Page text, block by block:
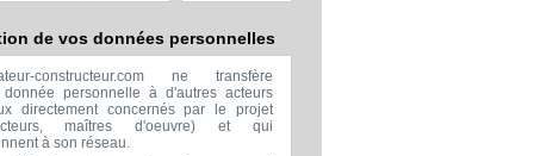
de vos données personnelles
constructeur.com ne transfère
donnée personnelle à d'autres acteurs
directement concernés par le projet
maîtres d'oeuvre) et qui
à son réseau.